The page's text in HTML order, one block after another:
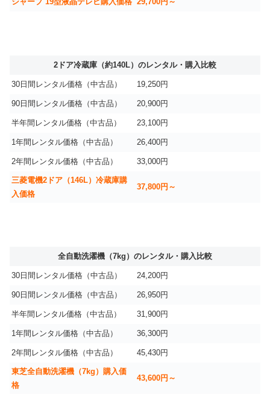
2ドア冷蔵庫（約140L）のレンタル・購入比較
30日間レンタル価格（中古品） 19,250円
90日間レンタル価格（中古品） 20,900円
半年間レンタル価格（中古品） 23,100円
1年間レンタル価格（中古品） 26,400円
2年間レンタル価格（中古品） 33,000円
三菱電機2ドア（146L）冷蔵庫購
入価格
37,800円～
全自動洗濯機（7kg）のレンタル・購入比較
30日間レンタル価格（中古品） 24,200円
90日間レンタル価格（中古品） 26,950円
半年間レンタル価格（中古品） 31,900円
1年間レンタル価格（中古品） 36,300円
2年間レンタル価格（中古品） 45,430円
東芝全自動洗濯機（7kg）購入価
格
43,600円～